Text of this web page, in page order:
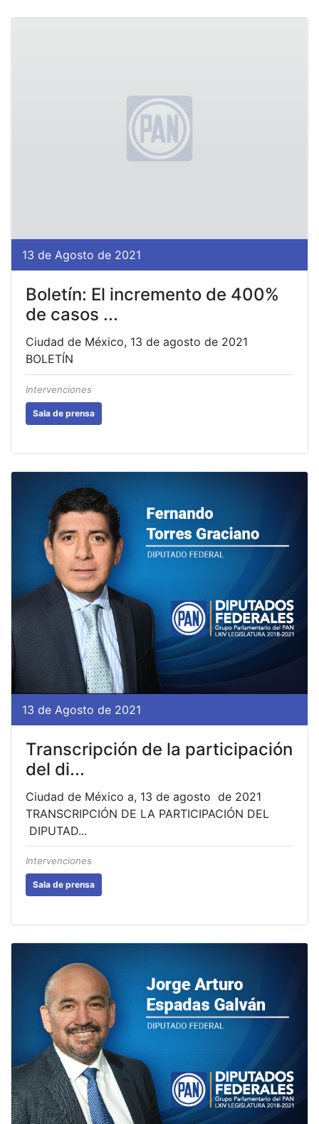
13 de Agosto de 2021
Boletín: El incremento de 400%
de casos ...
Ciudad de México, 13 de agosto de 2021
BOLETÍN
Intervenciones
Sala de prensa
13 de Agosto de 2021
Transcripción de la participación
del di...
Ciudad de México a, 13 de agosto de 2021
TRANSCRIPCIÓN DE LA PARTICIPACIÓN DEL
DIPUTAD...
Intervenciones
Sala de prensa